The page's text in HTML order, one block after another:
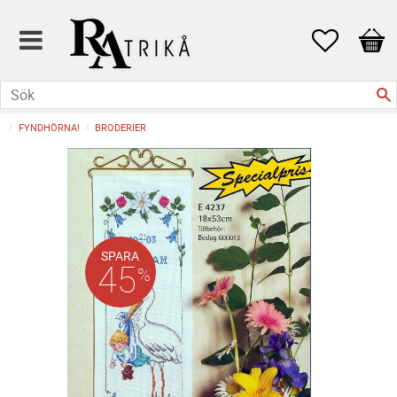
Favoriter
FYNDHÖRNA! BRODERIER
SPARA
45%